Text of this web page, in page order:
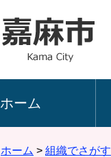
ホーム
ホーム > 組織でさがす